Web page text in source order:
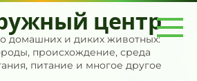
центр
домашних и диких животных:
происхождение, среда
питание и многое другое